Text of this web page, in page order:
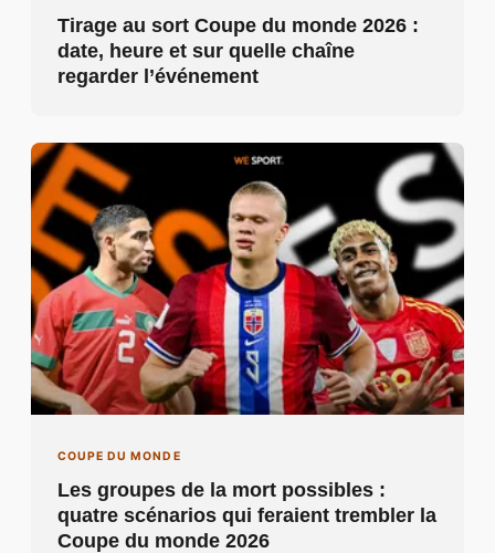
Tirage au sort Coupe du monde 2026 :
date, heure et sur quelle chaîne
regarder l’événement
COUPE DU MONDE
Les groupes de la mort possibles :
quatre scénarios qui feraient trembler la
Coupe du monde 2026